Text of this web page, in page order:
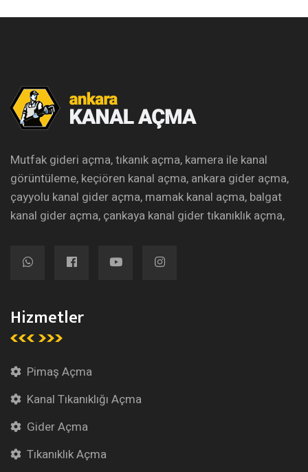
Mutfak gideri açma, tıkanık açma, kamera ile kanal
görüntüleme, keçiören kanal açma, ankara gider açma,
çayyolu kanal gider açma, mamak kanal açma, balgat
kanal gider açma, çankaya kanal gider tıkanıklık açma,
Hizmetler
Pimaş Açma
Kanal Tıkanıklığı Açma
Gider Açma
Tıkanıklık Açma